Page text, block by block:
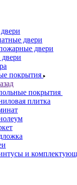
двери
двери
покрытия
покрытия
плитка
и